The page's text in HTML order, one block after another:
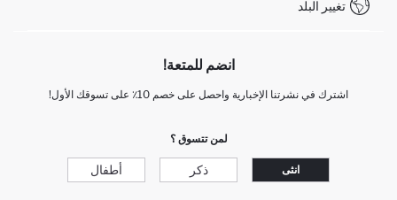
+212 525 076 633 خدمة العملاءتغيير البلد
انضم للمتعة!
اشترك في نشرتنا الإخبارية واحصل على خصم 10٪ على تسوقك الأول!
لمن تتسوق ؟
انثى ذكر أطفال